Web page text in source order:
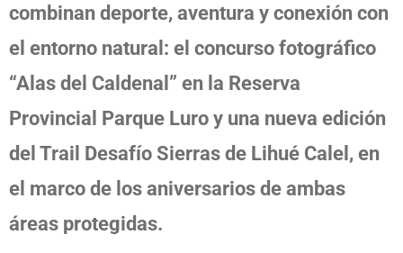
combinan deporte, aventura y conexión con
el entorno natural: el concurso fotográfico
“Alas del Caldenal” en la Reserva
Provincial Parque Luro y una nueva edición
del Trail Desafío Sierras de Lihué Calel, en
el marco de los aniversarios de ambas
áreas protegidas.